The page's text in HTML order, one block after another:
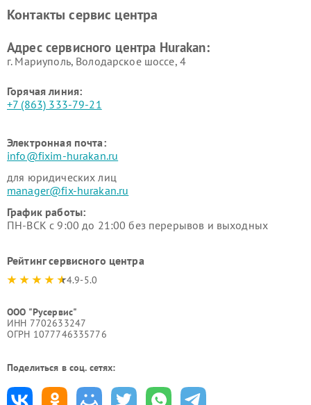
Hurakan
Контакты сервис центра
Адрес сервисного центра Hurakan:
г. Мариуполь, Володарское шоссе, 4
Горячая линия:
+7 (863) 333-79-21
Электронная почта:
info@fixim-hurakan.ru
для юридических лиц
manager@fix-hurakan.ru
График работы:
ПН-ВСК с 9:00 до 21:00 без перерывов и выходных
Рейтинг сервисного центра
4.9-5.0
ООО "Русервис"
ИНН 7702633247
ОГРН 1077746335776
Поделиться в соц. сетях: